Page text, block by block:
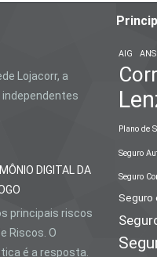
Lojacorr, a
DIGITAL DA
principais riscos
Riscos. O
é a resposta.
AIG ANS
Plano de
Seguro
Seguro
Seguro